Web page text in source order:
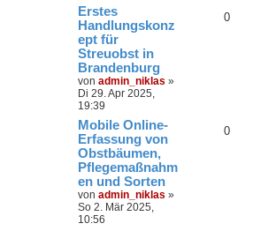
Erstes
Handlungskonz
ept für
Streuobst in
Brandenburg
von admin_niklas »
Di 29. Apr 2025,
19:39
0
Mobile Online-
Erfassung von
Obstbäumen,
Pflegemaßnahm
en und Sorten
von admin_niklas »
So 2. Mär 2025,
10:56
0